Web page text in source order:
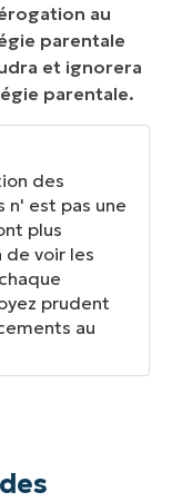
au
parentale
et ignorera
parentale.
des
n' est pas une
plus
de voir les
prudent
au